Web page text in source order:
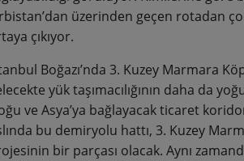
üzerinden geçen rotadan
çıkıyor.
Boğazı’nda 3. Kuzey Marmara
yük taşımacılığının daha da
ve Asya’ya bağlayacak ticaret
bu demiryolu hattı, 3. Kuzey
bir parçası olacak. Aynı